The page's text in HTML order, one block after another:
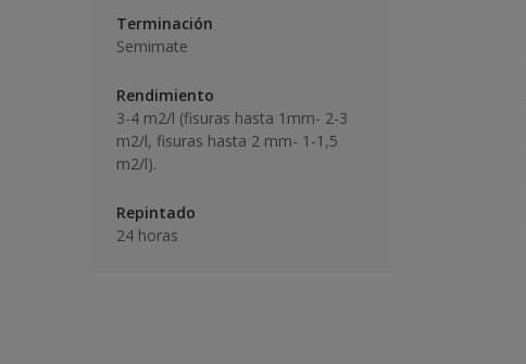
Terminación
Semimate
Rendimiento
3-4 m2/l (fisuras hasta 1mm- 2-3
m2/l, fisuras hasta 2 mm- 1-1,5
m2/l).
Repintado
24 horas